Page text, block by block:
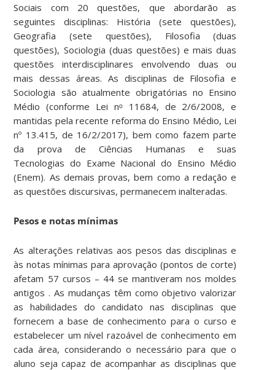
Sociais com 20 questões, que abordarão as
seguintes disciplinas: História (sete questões),
Geografia (sete questões), Filosofia (duas
questões), Sociologia (duas questões) e mais duas
questões interdisciplinares envolvendo duas ou
mais dessas áreas. As disciplinas de Filosofia e
Sociologia são atualmente obrigatórias no Ensino
Médio (conforme Lei nᵒ 11684, de 2/6/2008, e
mantidas pela recente reforma do Ensino Médio, Lei
nº 13.415, de 16/2/2017), bem como fazem parte
da prova de Ciências Humanas e suas
Tecnologias do Exame Nacional do Ensino Médio
(Enem). As demais provas, bem como a redação e
as questões discursivas, permanecem inalteradas.
Pesos e notas mínimas
As alterações relativas aos pesos das disciplinas e
às notas mínimas para aprovação (pontos de corte)
afetam 57 cursos – 44 se mantiveram nos moldes
antigos . As mudanças têm como objetivo valorizar
as habilidades do candidato nas disciplinas que
fornecem a base de conhecimento para o curso e
estabelecer um nível razoável de conhecimento em
cada área, considerando o necessário para que o
aluno seja capaz de acompanhar as disciplinas que